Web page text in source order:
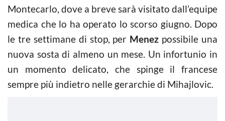
Montecarlo, dove a breve sarà visitato dall’equipe
medica che lo ha operato lo scorso giugno. Dopo
le tre settimane di stop, per Menez possibile una
nuova sosta di almeno un mese. Un infortunio in
un momento delicato, che spinge il francese
sempre più indietro nelle gerarchie di Mihajlovic.